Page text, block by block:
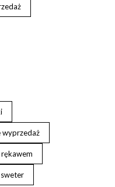
wyprzedaż